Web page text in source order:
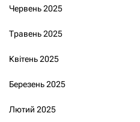
Червень 2025
Травень 2025
Квітень 2025
Березень 2025
Лютий 2025